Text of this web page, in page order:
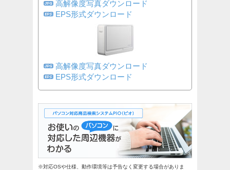
高解像度写真ダウンロード
EPS形式ダウンロード
高解像度写真ダウンロード
EPS形式ダウンロード
※対応OSや仕様、動作環境等は予告なく変更する場合がありま